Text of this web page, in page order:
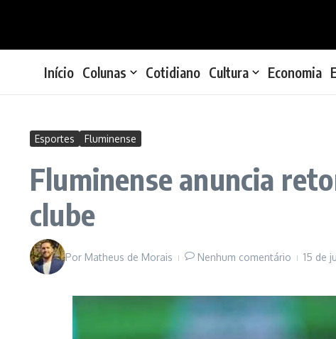
Início Colunas Cotidiano Cultura Economia
Esportes Fluminense
Fluminense anuncia
clube
Por Matheus de Morais Nenhum comentário 15 de